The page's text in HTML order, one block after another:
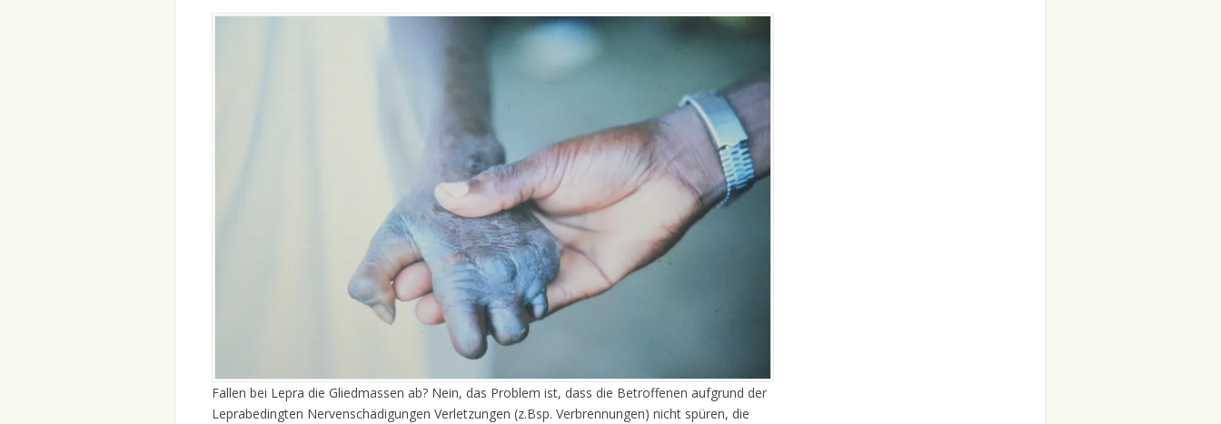
Fallen bei Lepra die Gliedmassen ab? Nein, das Problem ist, dass die Betroffenen aufgrund der
Leprabedingten Nervenschädigungen Verletzungen (z.Bsp. Verbrennungen) nicht spüren, die